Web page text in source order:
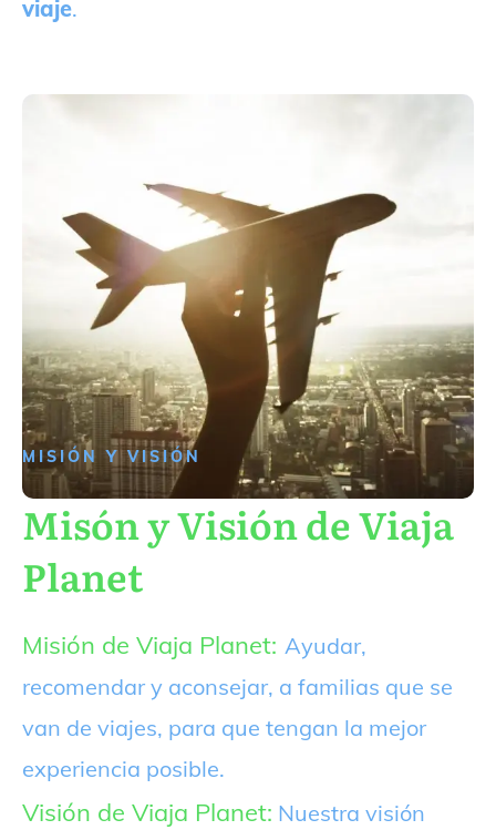
viaje.
MISIÓN Y VISIÓN
Misón y Visión de Viaja
Planet
Misión de Viaja Planet: Ayudar,
recomendar y aconsejar, a familias que se
van de viajes, para que tengan la mejor
experiencia posible.
Visión de Viaja Planet: Nuestra visión